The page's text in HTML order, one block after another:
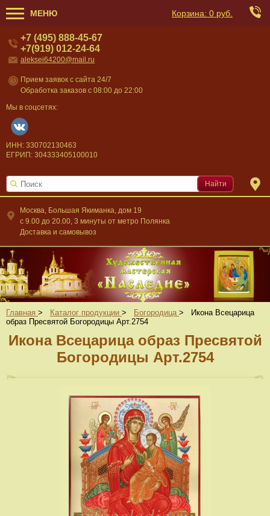
МЕНЮ Корзина: 0 руб.
Москва, Большая Якиманка, дом 19
c 9.00 до 20.00, 3 минуты от метро Полянка
Доставка и самовывоз
+7 (495) 888-45-67
+7(919) 012-24-64
aleksei64200@mail.ru
Прием заявок с сайта 24/7
Обработка заказов с 08:00 до 22:00
Мы в соцсетях:
ИНН: 330702130463
ЕГРИП: 304333405100010
Найти
Главная > Каталог продукции > Богородица >
Икона Всецарица
образ Пресвятой Богородицы Арт.2754
Икона Всецарица образ Пресвятой
Богородицы Арт.2754